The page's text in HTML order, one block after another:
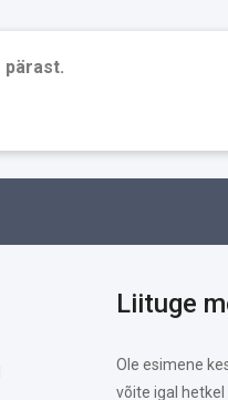
pärast.
Liituge
Ole esimene
võite igal